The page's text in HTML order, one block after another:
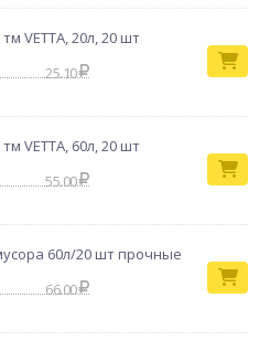
VETTA, 20л, 20 шт
25.10
VETTA, 60л, 20 шт
55.00
60л/20 шт прочные
66.00